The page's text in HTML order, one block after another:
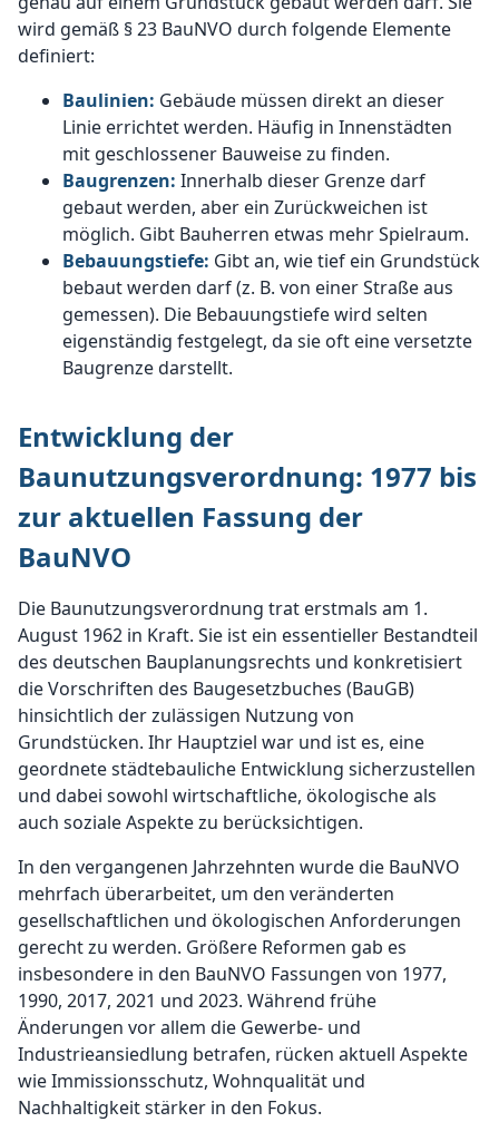
wird gemäß § 23 BauNVO durch folgende Elemente
definiert:
Baulinien: Gebäude müssen direkt an dieser
Linie errichtet werden. Häufig in Innenstädten
mit geschlossener Bauweise zu finden.
Baugrenzen: Innerhalb dieser Grenze darf
gebaut werden, aber ein Zurückweichen ist
möglich. Gibt Bauherren etwas mehr Spielraum.
Bebauungstiefe: Gibt an, wie tief ein Grundstück
bebaut werden darf (z. B. von einer Straße aus
gemessen). Die Bebauungstiefe wird selten
eigenständig festgelegt, da sie oft eine versetzte
Baugrenze darstellt.
Entwicklung der
Baunutzungsverordnung: 1977 bis
zur aktuellen Fassung der
BauNVO
Die Baunutzungsverordnung trat erstmals am 1.
August 1962 in Kraft. Sie ist ein essentieller Bestandteil
des deutschen Bauplanungsrechts und konkretisiert
die Vorschriften des Baugesetzbuches (BauGB)
hinsichtlich der zulässigen Nutzung von
Grundstücken. Ihr Hauptziel war und ist es, eine
geordnete städtebauliche Entwicklung sicherzustellen
und dabei sowohl wirtschaftliche, ökologische als
auch soziale Aspekte zu berücksichtigen.
In den vergangenen Jahrzehnten wurde die BauNVO
mehrfach überarbeitet, um den veränderten
gesellschaftlichen und ökologischen Anforderungen
gerecht zu werden. Größere Reformen gab es
insbesondere in den BauNVO Fassungen von 1977,
1990, 2017, 2021 und 2023. Während frühe
Änderungen vor allem die Gewerbe- und
Industrieansiedlung betrafen, rücken aktuell Aspekte
wie Immissionsschutz, Wohnqualität und
Nachhaltigkeit stärker in den Fokus.